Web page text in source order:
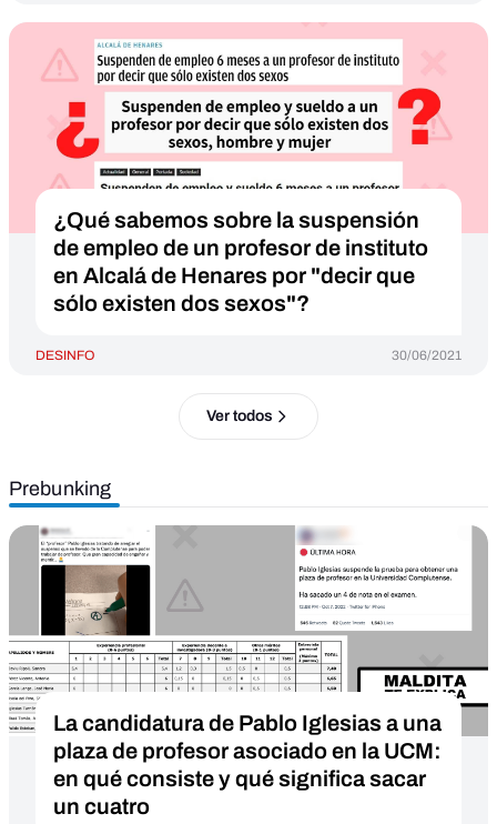
¿Qué sabemos sobre la suspensión
de empleo de un profesor de instituto
en Alcalá de Henares por "decir que
sólo existen dos sexos"?
DESINFO 30/06/2021
Ver todos
Prebunking
La candidatura de Pablo Iglesias a una
plaza de profesor asociado en la UCM:
en qué consiste y qué significa sacar
un cuatro